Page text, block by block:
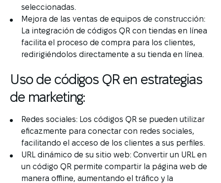
seleccionadas.
Mejora de las ventas de equipos de construcción:
La integración de códigos QR con tiendas en línea
facilita el proceso de compra para los clientes,
redirigiéndolos directamente a su tienda en línea.
Uso de códigos QR en estrategias
de marketing:
Redes sociales: Los códigos QR se pueden utilizar
eficazmente para conectar con redes sociales,
facilitando el acceso de los clientes a sus perfiles.
URL dinámico de su sitio web: Convertir un URL en
un código QR permite compartir la página web de
manera offline, aumentando el tráfico y la